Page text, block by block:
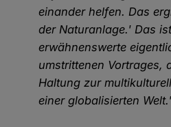
einander helfen. Das
der Naturanlage.' Das
erwähnenswerte
umstrittenen Vortrages,
Haltung zur
einer globalisierten